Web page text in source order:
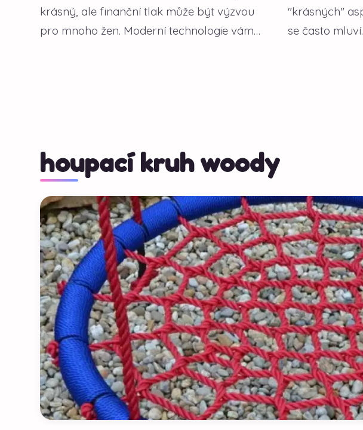
krásný, ale finanční tlak může být výzvou
pro mnoho žen. Moderní technologie vám
"krásných"
se často
houpací kruh woody